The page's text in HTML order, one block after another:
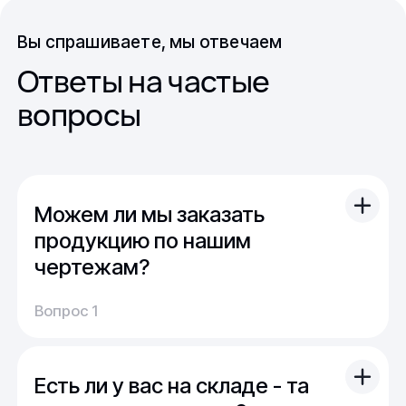
Вы спрашиваете, мы отвечаем
Ответы на частые
вопросы
Можем ли мы заказать
продукцию по нашим
чертежам?
Вы можете отправить свой чертеж/проект
(в т.ч. примерный) с техническим заданием.
Мы можем изготовить для вас как мелкую
Вопрос 1
Есть ли у вас на складе - та